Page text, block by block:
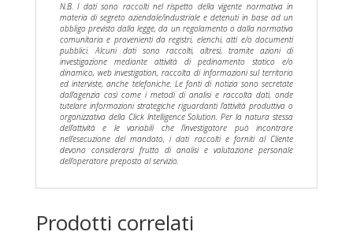
N.B. I dati sono raccolti nel rispetto della vigente normativa in
materia di segreto aziendale/industriale e detenuti in base ad un
obbligo previsto dalla legge, da un regolamento o dalla normativa
comunitaria e provenienti da registri, elenchi, atti e/o documenti
pubblici. Alcuni dati sono raccolti, altresì, tramite azioni di
investigazione mediante attività di pedinamento statico e/o
dinamico, web investigation, raccolta di informazioni sul territorio
ed interviste, anche telefoniche. Le fonti di notizia sono secretate
dall’agenzia così come i metodi di analisi e raccolta dati, onde
tutelare informazioni strategiche riguardanti l’attività produttiva o
organizzativa della Click Intelligence Solution. Per la natura stessa
dell’attività e le variabili che l’investigatore può incontrare
nell’esecuzione del mandato, i dati raccolti e forniti al Cliente
devono considerarsi frutto di analisi e valutazione personale
dell’operatore preposto al servizio.
Prodotti correlati